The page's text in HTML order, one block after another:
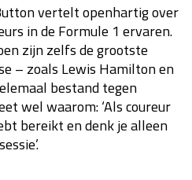
zo 21:00 - 23:00
30 okt - 01 nov
za 19:00 - 20:00
zo 18:00 - 20:00
vertelt openhartig over
in de Formule 1 ervaren.
zijn zelfs de grootste
– zoals Lewis Hamilton en
bestand tegen
wel waarom: ‘Als coureur
bereikt en denk je alleen